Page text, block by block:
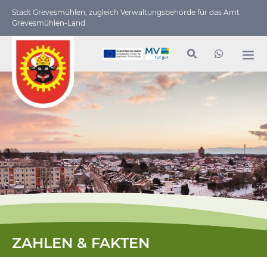
Stadt Grevesmühlen, zugleich Verwaltungs­behörde für das Amt
Grevesmühlen-Land
ZAHLEN & FAKTEN